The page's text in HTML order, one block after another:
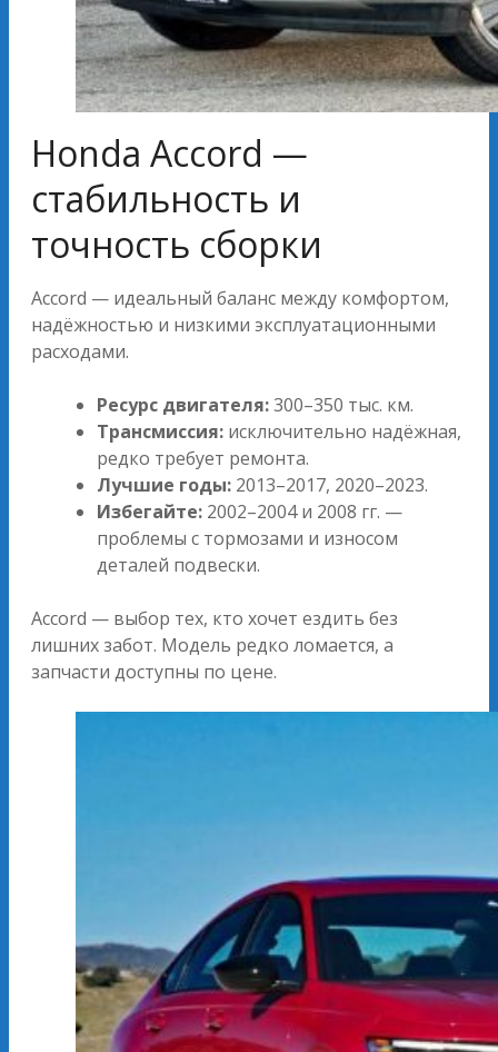
Honda Accord —
стабильность и
точность сборки
Accord — идеальный баланс между комфортом,
надёжностью и низкими эксплуатационными
расходами.
Ресурс двигателя:300–350 тыс. км.
Трансмиссия: исключительно надёжная,
редко требует ремонта.
Лучшие годы: 2013–2017, 2020–2023.
Избегайте: 2002–2004 и 2008 гг. —
проблемы с тормозами и износом
деталей подвески.
Accord — выбор тех, кто хочет ездить без
лишних забот. Модель редко ломается, а
запчасти доступны по цене.